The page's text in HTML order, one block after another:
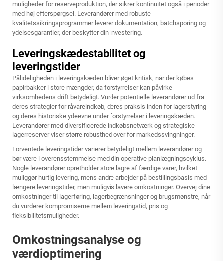
muligheder for reserveproduktion, der sikrer kontinuitet også i perioder
med høj efterspørgsel. Leverandører med robuste
kvalitetssikringsprogrammer leverer dokumentation, batchsporing og
ydelsesgarantier, der beskytter din investering.
Leveringskædestabilitet og
leveringstider
Pålideligheden i leveringskæden bliver øget kritisk, når der købes
papirbakker i store mængder, da forstyrrelser kan påvirke
virksomhedens drift betydeligt. Vurder potentielle leverandører ud fra
deres strategier for råvareindkøb, deres praksis inden for lagerstyring
og deres historiske ydeevne under forstyrrelser i leveringskæden.
Leverandører med diversificerede indkøbsnetværk og strategiske
lagerreserver viser større robusthed over for markedssvingninger.
Forventede leveringstider varierer betydeligt mellem leverandører og
bør være i overensstemmelse med din operative planlægningscyklus.
Nogle leverandører opretholder store lagre af færdige varer, hvilket
muliggør hurtig levering, mens andre arbejder på bestillingsbasis med
længere leveringstider, men muligvis lavere omkostninger. Overvej dine
omkostninger til lagerføring, lagerbegrænsninger og brugsmønstre, når
du vurderer kompromiserne mellem leveringstid, pris og
fleksibilitetsmuligheder.
Omkostningsanalyse og
værdioptimering